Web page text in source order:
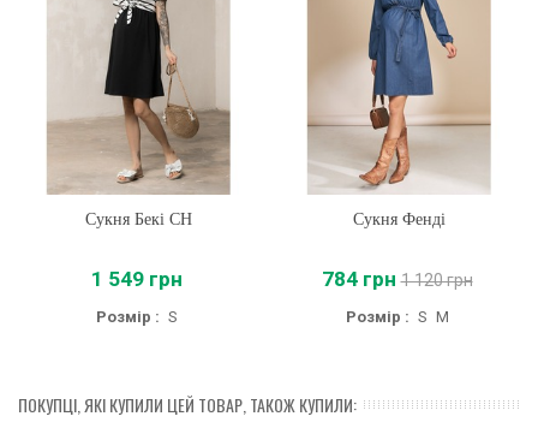
Сукня Бекі CH
1 549 грн
Розмір : S
Сукня Фенді
784 грн 1 120 грн
Розмір : S M
ПОКУПЦІ, ЯКІ КУПИЛИ ЦЕЙ ТОВАР, ТАКОЖ КУПИЛИ: